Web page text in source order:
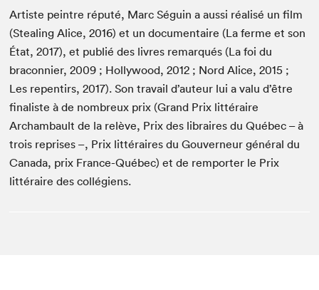
Artiste peintre réputé, Marc Séguin a aussi réalisé un film
(Stealing Alice, 2016) et un documentaire (La ferme et son
État, 2017), et publié des livres remarqués (La foi du
braconnier, 2009 ; Hollywood, 2012 ; Nord Alice, 2015 ;
Les repentirs, 2017). Son travail d’auteur lui a valu d’être
finaliste à de nombreux prix (Grand Prix littéraire
Archambault de la relève, Prix des libraires du Québec – à
trois reprises –, Prix littéraires du Gouverneur général du
Canada, prix France-Québec) et de rem­porter le Prix
littéraire des collégiens.